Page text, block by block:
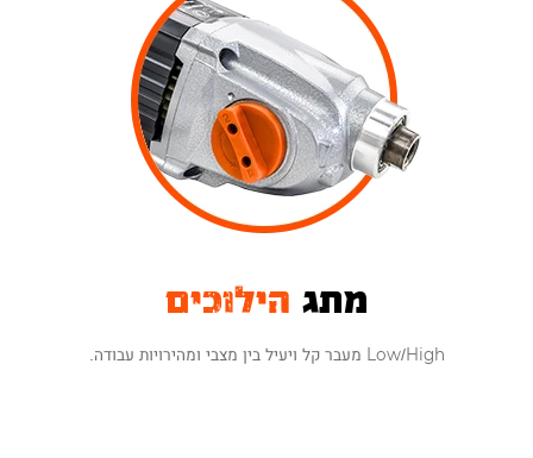
מתג הילוכים
Low/High מעבר קל ויעיל בין מצבי ומהירויות עבודה.